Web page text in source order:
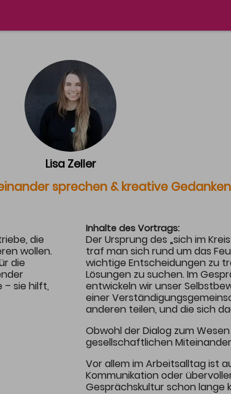
PARTNER
Aktuelle Partner
Partnerschaft
Lisa Zeller
sprechen & kreative
die
wollen.
die
– sie hilft,
Inhalte des Vortrags:
Der Ursprung des „sich im
traf man sich rund um das
wichtige Entscheidungen zu
Lösungen zu suchen. Im
entwickeln wir unser
einer
anderen teilen, und die sich
Obwohl der Dialog zum
gesellschaftlichen
Vor allem im Arbeitsalltag ist
Kommunikation oder
Gesprächskultur schon lange